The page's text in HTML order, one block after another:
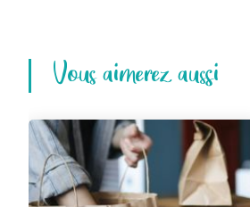
Vous aimerez aussi